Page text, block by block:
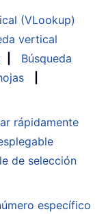
(VLookup)
vertical
Búsqueda
rápidamente
de selección
específico